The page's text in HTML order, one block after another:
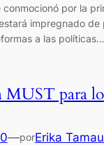
conmocionó por la
impregnado de
a las políticas…
MUST para
—porErika